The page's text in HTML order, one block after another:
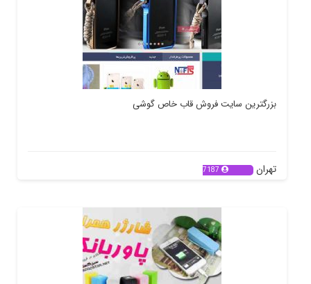
بزرگترین سایت فروش قاب خاص گوشی
تهران 7187